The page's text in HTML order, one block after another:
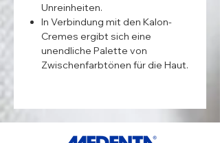
Unreinheiten.
In Verbindung mit den Kalon-
Cremes ergibt sich eine
unendliche Palette von
Zwischenfarbtönen für die Haut.